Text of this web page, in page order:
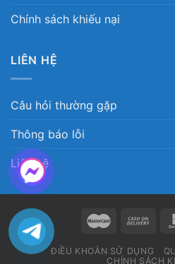
Chính sách khiếu nại
LIÊN HỆ
Câu hỏi thường gặp
Thông báo lỗi
Liên hệ
ĐIỀU KHOẢN SỬ DỤNG
CHÍNH SÁCH